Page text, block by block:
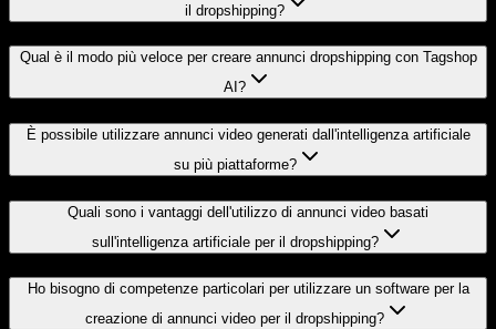
il dropshipping?
Qual è il modo più veloce per creare annunci dropshipping con Tagshop
AI?
È possibile utilizzare annunci video generati dall'intelligenza artificiale
su più piattaforme?
Quali sono i vantaggi dell'utilizzo di annunci video basati
sull'intelligenza artificiale per il dropshipping?
Ho bisogno di competenze particolari per utilizzare un software per la
creazione di annunci video per il dropshipping?